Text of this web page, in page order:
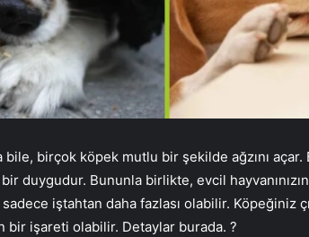
birçok köpek mutlu bir şekilde ağzını açar.
duygudur. Bununla birlikte, evcil
sadece iştahtan daha fazlası olabilir. Köpeğiniz
bir işareti olabilir. Detaylar burada. ?